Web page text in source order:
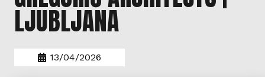
LJUBLJANA
13/04/2026